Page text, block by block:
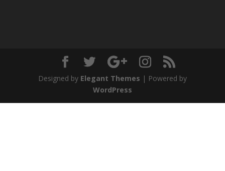
Designed by Elegant Themes | Powered by
WordPress